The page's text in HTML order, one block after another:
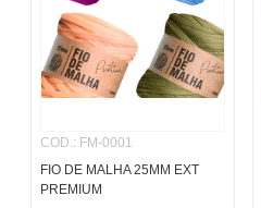
COD.: FM-0001
FIO DE MALHA 25MM EXT
PREMIUM
pincel
º papel
º barbante
10º pasta